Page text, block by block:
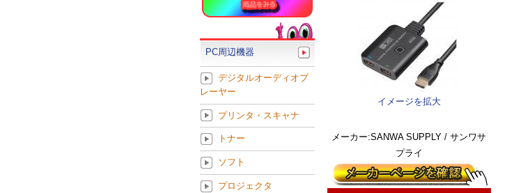
イメージを拡大
メーカー:SANWA SUPPLY / サンワサ
プライ
PC周辺機器
デジタルオーディオプ
レーヤー
プリンタ・スキャナ
トナー
ソフト
プロジェクタ